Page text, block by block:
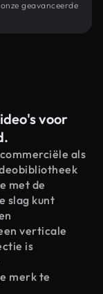
geavanceerde
voor
als
met de
slag kunt
verticale
is
merk te